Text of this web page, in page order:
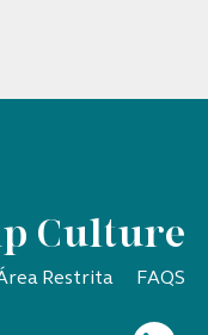
Culture
Restrita FAQS